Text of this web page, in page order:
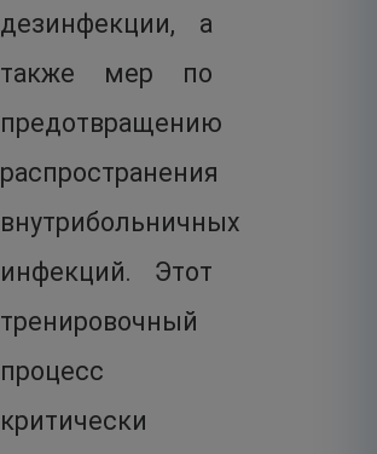
дезинфекции, а
также мер по
предотвращению
распространения
внутрибольничных
инфекций. Этот
тренировочный
процесс
критически